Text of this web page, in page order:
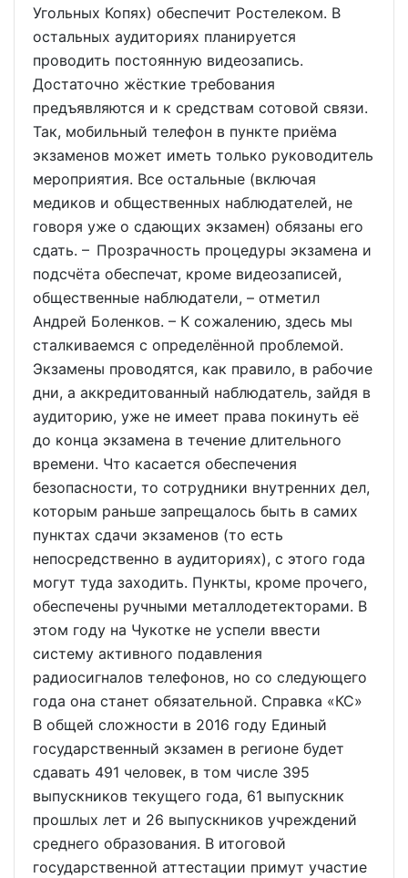
Угольных Копях) обеспечит Ростелеком. В
остальных аудиториях планируется
проводить постоянную видеозапись.
Достаточно жёсткие требования
предъявляются и к средствам сотовой связи.
Так, мобильный телефон в пункте приёма
экзаменов может иметь только руководитель
мероприятия. Все остальные (включая
медиков и общественных наблюдателей, не
говоря уже о сдающих экзамен) обязаны его
сдать. – Прозрачность процедуры экзамена и
подсчёта обеспечат, кроме видеозаписей,
общественные наблюдатели, – отметил
Андрей Боленков. – К сожалению, здесь мы
сталкиваемся с определённой проблемой.
Экзамены проводятся, как правило, в рабочие
дни, а аккредитованный наблюдатель, зайдя в
аудиторию, уже не имеет права покинуть её
до конца экзамена в течение длительного
времени. Что касается обеспечения
безопасности, то сотрудники внутренних дел,
которым раньше запрещалось быть в самих
пунктах сдачи экзаменов (то есть
непосредственно в аудиториях), с этого года
могут туда заходить. Пункты, кроме прочего,
обеспечены ручными металлодетекторами. В
этом году на Чукотке не успели ввести
систему активного подавления
радиосигналов телефонов, но со следующего
года она станет обязательной. Справка «КС»
В общей сложности в 2016 году Единый
государственный экзамен в регионе будет
сдавать 491 человек, в том числе 395
выпускников текущего года, 61 выпускник
прошлых лет и 26 выпускников учреждений
среднего образования. В итоговой
государственной аттестации примут участие